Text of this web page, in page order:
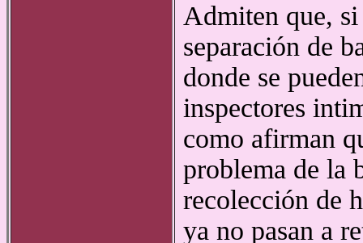
Admiten que,
separación de
donde se
inspectores
como afirman
problema de la
recolección de
ya no pasan a